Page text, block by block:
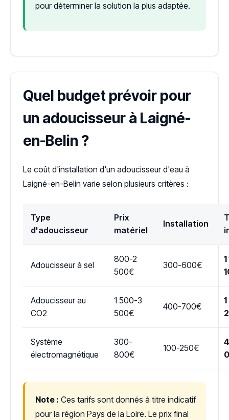
pour déterminer la solution la plus adaptée.
Quel budget prévoir pour
un adoucisseur à Laigné-
en-Belin ?
Le coût d'installation d'un adoucisseur d'eau à
Laigné-en-Belin varie selon plusieurs critères :
Type
d'adoucisseur
Prix
matériel
Installation
Adoucisseur à sel
800-2
500€
300-600€
Adoucisseur au
CO2
1 500-3
500€
400-700€
Système
électromagnétique
300-
800€
100-250€
Note : Ces tarifs sont donnés à titre indicatif
pour la région Pays de la Loire. Le prix final